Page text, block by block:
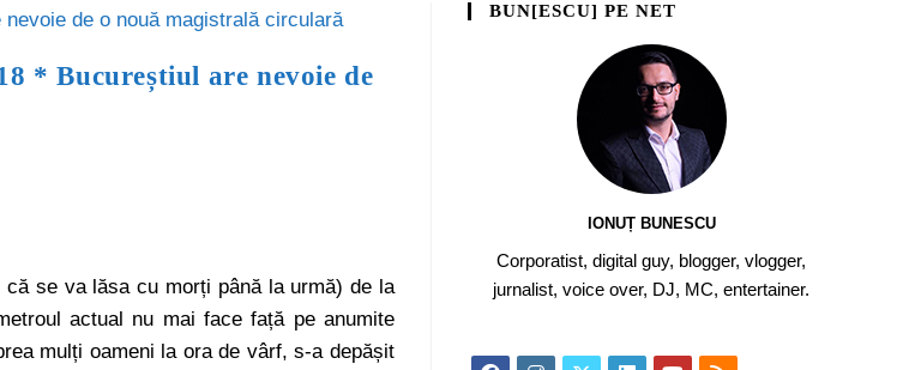
* Bucureștiul are nevoie de
se va lăsa cu morți până la urmă) de la
actual nu mai face față pe anumite
mulți oameni la ora de vârf, s-a depășit
BUN[ESCU] PE NET
IONUȚ BUNESCU
Corporatist, digital guy, blogger, vlogger,
jurnalist, voice over, DJ, MC, entertainer.